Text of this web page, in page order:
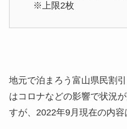
※上限2枚
地元で泊まろう富山県民割
はコロナなどの影響で状況
すが、2022年9月現在の内容